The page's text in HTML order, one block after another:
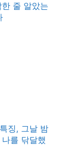
줄 알았는
징, 그날 밤
를 닦달했